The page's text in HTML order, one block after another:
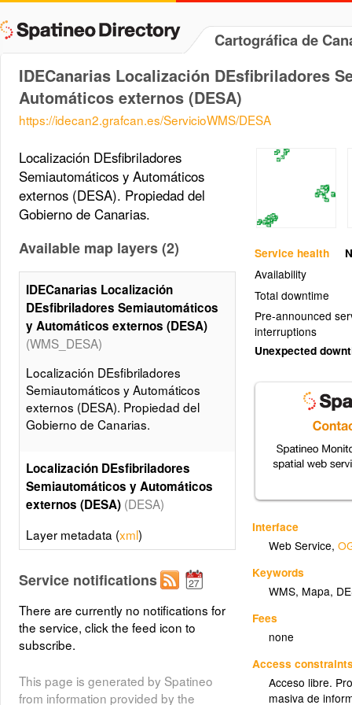
Cartográfica de
IDECanarias Localización DEsfibriladores
Automáticos externos (DESA)
https://idecan2.grafcan.es/ServicioWMS/DESA
Service health
Availability
Total downtime
Pre-announced
interruptions
Unexpected
Interface
Web Service,
Keywords
WMS, Mapa,
Fees
none
Access
Acceso libre.
masiva de
Localización DEsfibriladores
Semiautomáticos y Automáticos
externos (DESA). Propiedad del
Gobierno de Canarias.
Available map layers (2)
IDECanarias Localización
DEsfibriladores Semiautomáticos
y Automáticos externos (DESA)
(WMS_DESA)
Localización DEsfibriladores
Semiautomáticos y Automáticos
externos (DESA). Propiedad del
Gobierno de Canarias.
Localización DEsfibriladores
Semiautomáticos y Automáticos
externos (DESA) (DESA)
Layer metadata (xml)
Service notifications
There are currently no notifications for
the service, click the feed icon to
subscribe.
This page is generated by Spatineo
from information provided by the